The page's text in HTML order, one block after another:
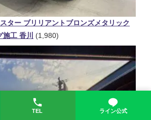
ター ブリリアントブロンズメタリック
工 香川
(1,980)
TEL ライン公式